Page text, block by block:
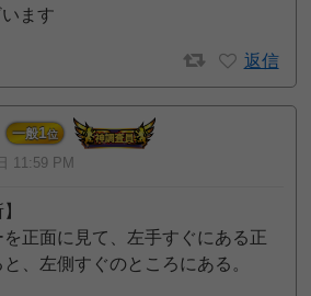
ます
返信
一般1位
11:59 PM
正面に見て、左手すぐにある正
、左側すぐのところにある。